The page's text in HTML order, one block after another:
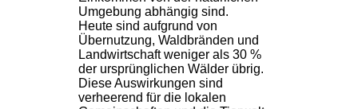
Umgebung abhängig sind.
Heute sind aufgrund von
Übernutzung, Waldbränden und
Landwirtschaft weniger als 30 %
der ursprünglichen Wälder übrig.
Diese Auswirkungen sind
verheerend für die lokalen